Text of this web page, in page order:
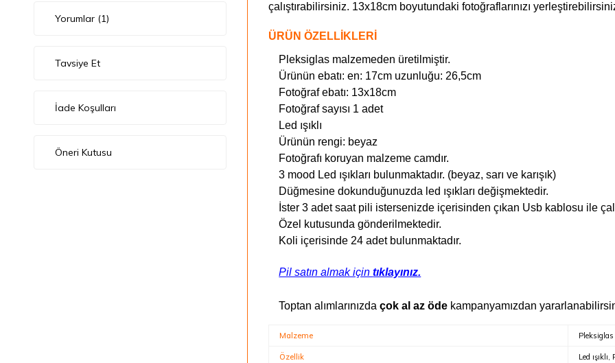
Yorumlar (1)
Tavsiye Et
İade Koşulları
Öneri Kutusu
çalıştırabilirsiniz. 13x18cm boyutundaki fotoğraflarınızı
ÜRÜN ÖZELLİKLERİ
Pleksiglas malzemeden üretilmiştir.
Ürünün ebatı: en: 17cm uzunluğu: 26,5cm
Fotoğraf ebatı: 13x18cm
Fotoğraf sayısı 1 adet
Led ışıklı
Ürünün rengi: beyaz
Fotoğrafı koruyan malzeme camdır.
3 mood Led ışıkları bulunmaktadır. (beyaz, sarı ve karışık)
Düğmesine dokunduğunuzda led ışıkları değişmektedir.
İster 3 adet saat pili istersenizde içerisinden çıkan Usb kablosu ile
Özel kutusunda gönderilmektedir.
Koli içerisinde 24 adet bulunmaktadır.
Pil satın almak içintıklayınız.
Toptan alımlarınızdaçok al az öde kampanyamızdan
Malzeme Pleksiglas
Özellik Led ışıklı,